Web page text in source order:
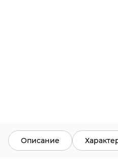
Описание